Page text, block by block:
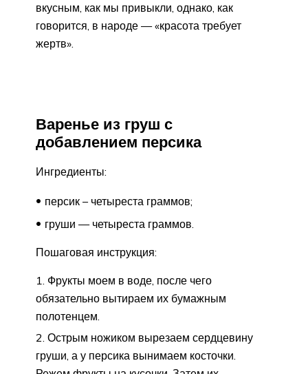
вкусным, как мы привыкли, однако, как
говорится, в народе — «красота требует
жертв».
Варенье из груш с
добавлением персика
Ингредиенты:
персик – четыреста граммов;
груши — четыреста граммов.
Пошаговая инструкция:
Фрукты моем в воде, после чего
обязательно вытираем их бумажным
полотенцем.
Острым ножиком вырезаем сердцевину
груши, а у персика вынимаем косточки.